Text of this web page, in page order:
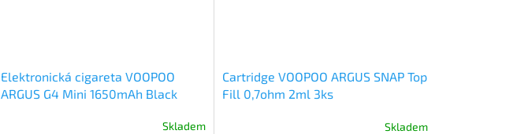
Elektronická cigareta VOOPOO
ARGUS G4 Mini 1650mAh Black
Skladem
Cartridge VOOPOO ARGUS SNAP Top
Fill 0,7ohm 2ml 3ks
Skladem